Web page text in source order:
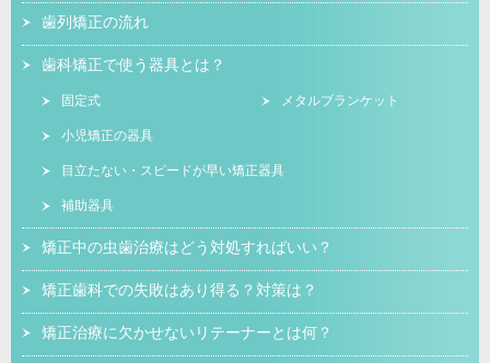
歯列矯正の流れ
歯科矯正で使う器具とは？
固定式 メタルブランケット
小児矯正の器具
目立たない・スピードが早い矯正器具
補助器具
矯正中の虫歯治療はどう対処すればいい？
矯正歯科での失敗はあり得る？対策は？
矯正治療に欠かせないリテーナーとは何？